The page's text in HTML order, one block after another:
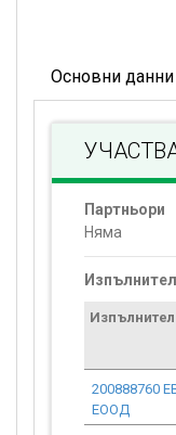
Основни данни
Партньори
Няма
200888760
ЕООД